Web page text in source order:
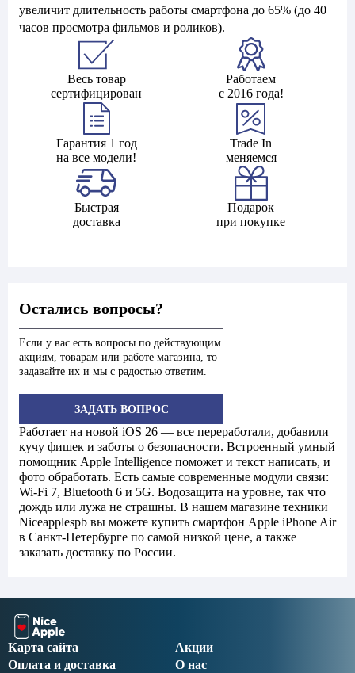
увеличит длительность работы смартфона до 65% (до 40
часов просмотра фильмов и роликов).
Весь товар
сертифицирован
Работаем
с 2016 года!
Гарантия 1 год
на все модели!
Trade In
меняемся
Быстрая
доставка
Подарок
при покупке
Остались вопросы?
Если у вас есть вопросы по действующим
акциям, товарам или работе магазина, то
задавайте их и мы с радостью ответим.
ЗАДАТЬ ВОПРОС
Работает на новой iOS 26 — все переработали, добавили
кучу фишек и заботы о безопасности. Встроенный умный
помощник Apple Intelligence поможет и текст написать, и
фото обработать. Есть самые современные модули связи:
Wi-Fi 7, Bluetooth 6 и 5G. Водозащита на уровне, так что
дождь или лужа не страшны. В нашем магазине техники
Niceapplespb вы можете купить смартфон Apple iPhone Air
в Санкт-Петербурге по самой низкой цене, а также
заказать доставку по России.
Акции
О нас
Оплата и доставка
Карта сайта